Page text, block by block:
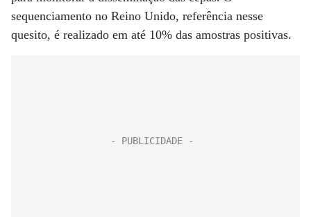
sequenciamento no Reino Unido, referência nesse
quesito, é realizado em até 10% das amostras positivas.